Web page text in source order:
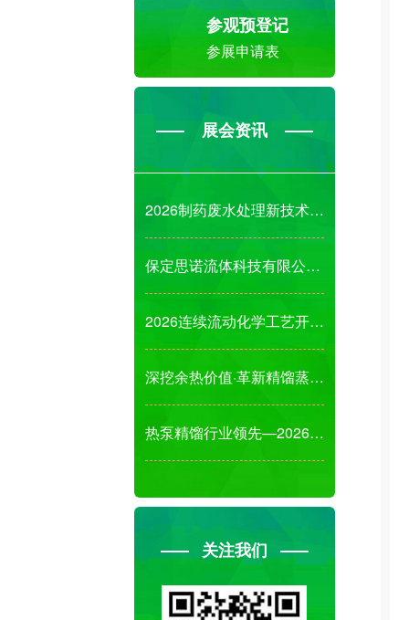
参观预登记
参展申请表
展会资讯
2026制药废水处理新技术、新成果、新装备发展
保定思诺流体科技有限公司诚邀您参观2026第1
2026连续流动化学工艺开发及绿色工艺新技术应
深挖余热价值·革新精馏蒸发结晶节能解决方案!
热泵精馏行业领先—2026杭州国际先进分离工艺
关注我们
微信18516018928